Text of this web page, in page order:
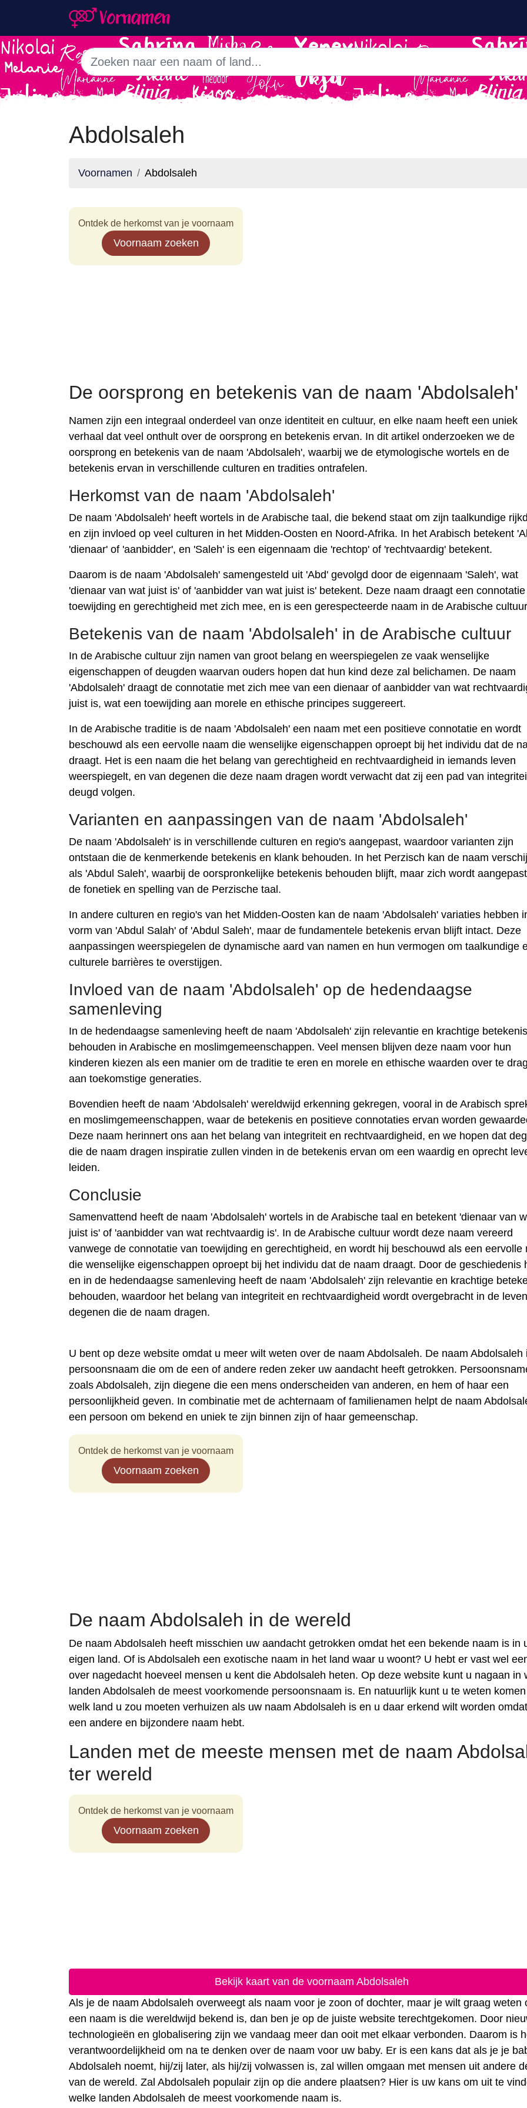
Abdolsaleh
Voornamen Abdolsaleh
Ontdek de herkomst van je voornaam
Voornaam zoeken
De oorsprong en betekenis van de naam 'Abdolsaleh'
Namen zijn een integraal onderdeel van onze identiteit en cultuur, en elke naam heeft een uniek
verhaal dat veel onthult over de oorsprong en betekenis ervan. In dit artikel onderzoeken we de
oorsprong en betekenis van de naam 'Abdolsaleh', waarbij we de etymologische wortels en de
betekenis ervan in verschillende culturen en tradities ontrafelen.
Herkomst van de naam 'Abdolsaleh'
De naam 'Abdolsaleh' heeft wortels in de Arabische taal, die bekend staat om zijn taalkundige
en zijn invloed op veel culturen in het Midden-Oosten en Noord-Afrika. In het Arabisch betekent
'dienaar' of 'aanbidder', en 'Saleh' is een eigennaam die 'rechtop' of 'rechtvaardig' betekent.
Daarom is de naam 'Abdolsaleh' samengesteld uit 'Abd' gevolgd door de eigennaam 'Saleh', wat
'dienaar van wat juist is' of 'aanbidder van wat juist is' betekent. Deze naam draagt ​​een
toewijding en gerechtigheid met zich mee, en is een gerespecteerde naam in de Arabische
Betekenis van de naam 'Abdolsaleh' in de Arabische cultuur
In de Arabische cultuur zijn namen van groot belang en weerspiegelen ze vaak wenselijke
eigenschappen of deugden waarvan ouders hopen dat hun kind deze zal belichamen. De naam
'Abdolsaleh' draagt ​​de connotatie met zich mee van een dienaar of aanbidder van wat
juist is, wat een toewijding aan morele en ethische principes suggereert.
In de Arabische traditie is de naam 'Abdolsaleh' een naam met een positieve connotatie en wordt
beschouwd als een eervolle naam die wenselijke eigenschappen oproept bij het individu dat de
draagt. Het is een naam die het belang van gerechtigheid en rechtvaardigheid in iemands leven
weerspiegelt, en van degenen die deze naam dragen wordt verwacht dat zij een pad van
deugd volgen.
Varianten en aanpassingen van de naam 'Abdolsaleh'
De naam 'Abdolsaleh' is in verschillende culturen en regio's aangepast, waardoor varianten zijn
ontstaan ​​die de kenmerkende betekenis en klank behouden. In het Perzisch kan de naam
als 'Abdul Saleh', waarbij de oorspronkelijke betekenis behouden blijft, maar zich wordt
de fonetiek en spelling van de Perzische taal.
In andere culturen en regio's van het Midden-Oosten kan de naam 'Abdolsaleh' variaties hebben
vorm van 'Abdul Salah' of 'Abdul Saleh', maar de fundamentele betekenis ervan blijft intact. Deze
aanpassingen weerspiegelen de dynamische aard van namen en hun vermogen om taalkundige
culturele barrières te overstijgen.
Invloed van de naam 'Abdolsaleh' op de hedendaagse
samenleving
In de hedendaagse samenleving heeft de naam 'Abdolsaleh' zijn relevantie en krachtige betekenis
behouden in Arabische en moslimgemeenschappen. Veel mensen blijven deze naam voor hun
kinderen kiezen als een manier om de traditie te eren en morele en ethische waarden over te
aan toekomstige generaties.
Bovendien heeft de naam 'Abdolsaleh' wereldwijd erkenning gekregen, vooral in de Arabisch
en moslimgemeenschappen, waar de betekenis en positieve connotaties ervan worden
Deze naam herinnert ons aan het belang van integriteit en rechtvaardigheid, en we hopen dat
die de naam dragen inspiratie zullen vinden in de betekenis ervan om een ​​waardig en oprecht
leiden.
Conclusie
Samenvattend heeft de naam 'Abdolsaleh' wortels in de Arabische taal en betekent 'dienaar van
juist is' of 'aanbidder van wat rechtvaardig is'. In de Arabische cultuur wordt deze naam vereerd
vanwege de connotatie van toewijding en gerechtigheid, en wordt hij beschouwd als een eervolle
die wenselijke eigenschappen oproept bij het individu dat de naam draagt. Door de geschiedenis
en in de hedendaagse samenleving heeft de naam 'Abdolsaleh' zijn relevantie en krachtige
behouden, waardoor het belang van integriteit en rechtvaardigheid wordt overgebracht in de
degenen die de naam dragen.
U bent op deze website omdat u meer wilt weten over de naam Abdolsaleh. De naam Abdolsaleh
persoonsnaam die om de een of andere reden zeker uw aandacht heeft getrokken.
zoals Abdolsaleh, zijn diegene die een mens onderscheiden van anderen, en hem of haar een
persoonlijkheid geven. In combinatie met de achternaam of familienamen helpt de naam
een persoon om bekend en uniek te zijn binnen zijn of haar gemeenschap.
Ontdek de herkomst van je voornaam
Voornaam zoeken
De naam Abdolsaleh in de wereld
De naam Abdolsaleh heeft misschien uw aandacht getrokken omdat het een bekende naam is in
eigen land. Of is Abdolsaleh een exotische naam in het land waar u woont? U hebt er vast wel
over nagedacht hoeveel mensen u kent die Abdolsaleh heten. Op deze website kunt u nagaan in
landen Abdolsaleh de meest voorkomende persoonsnaam is. En natuurlijk kunt u te weten
welk land u zou moeten verhuizen als uw naam Abdolsaleh is en u daar erkend wilt worden
een andere en bijzondere naam hebt.
Landen met de meeste mensen met de naam
ter wereld
Ontdek de herkomst van je voornaam
Voornaam zoeken
Bekijk kaart van de voornaam Abdolsaleh
Als je de naam Abdolsaleh overweegt als naam voor je zoon of dochter, maar je wilt graag weten
een naam is die wereldwijd bekend is, dan ben je op de juiste website terechtgekomen. Door
technologieën en globalisering zijn we vandaag meer dan ooit met elkaar verbonden. Daarom is
verantwoordelijkheid om na te denken over de naam voor uw baby. Er is een kans dat als je je
Abdolsaleh noemt, hij/zij later, als hij/zij volwassen is, zal willen omgaan met mensen uit andere
van de wereld. Zal Abdolsaleh populair zijn op die andere plaatsen? Hier is uw kans om uit te
welke landen Abdolsaleh de meest voorkomende naam is.